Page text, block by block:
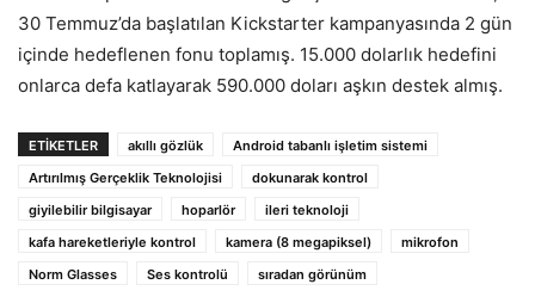
30 Temmuz’da başlatılan Kickstarter kampanyasında 2 gün
içinde hedeflenen fonu toplamış. 15.000 dolarlık hedefini
onlarca defa katlayarak 590.000 doları aşkın destek almış.
ETIKETLER akıllı gözlük
Android tabanlı işletim sistemi
Artırılmış Gerçeklik Teknolojisi
dokunarak kontrol
giyilebilir bilgisayar
hoparlör
ileri teknoloji
kafa hareketleriyle kontrol
kamera (8 megapiksel)
mikrofon
Norm Glasses
Ses kontrolü sıradan görünüm